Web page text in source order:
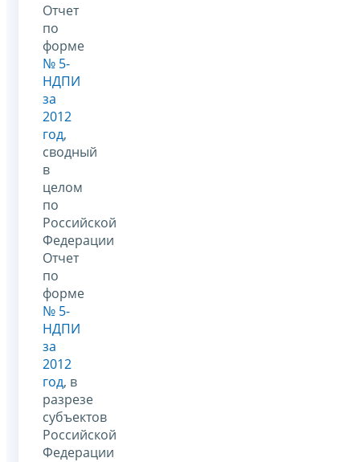
Отчет
по
форме
№ 5-
НДПИ
за
2012
год,
сводный
в
целом
по
Российской
Федерации
Отчет
по
форме
№ 5-
НДПИ
за
2012
год, в
разрезе
субъектов
Российской
Федерации